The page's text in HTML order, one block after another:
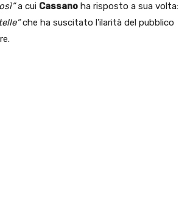
a cui Cassano ha risposto a sua volta:
che ha suscitato l’ilarità del pubblico